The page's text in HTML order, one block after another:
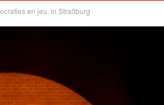
en jeu, in Straßburg